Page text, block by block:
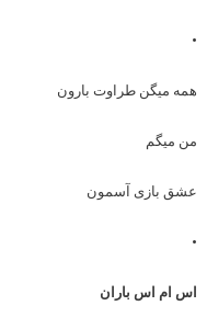
•
همه میگن طراوت بارون
من میگم
عشق بازی آسمون
•
اس ام اس باران